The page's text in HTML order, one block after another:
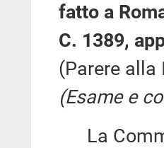
fatto a
C. 1389,
(Parere alla
(Esame e
La